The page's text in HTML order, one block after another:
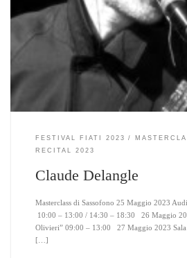
FESTIVAL FIATI 2023
RECITAL 2023
Claude Delangle
Masterclass di Sassofono 25 Maggio 2023
10:00 – 13:00 / 14:30 – 18:30 26 Maggio
Olivieri” 09:00 – 13:00 27 Maggio 2023 Sala
[…]